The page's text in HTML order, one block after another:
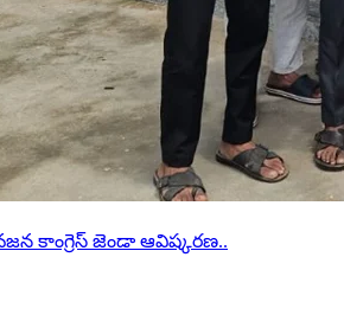
కాంగ్రెస్ జెండా ఆవిష్కరణ..